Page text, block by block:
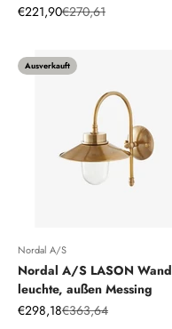
Angebot
€221,90Regulärer Preis
€270,61
Ausverkauft
Nordal A/S
Nordal A/S LASON Wand
leuchte, außen Messing
Angebot
€298,18Regulärer Preis
€363,64